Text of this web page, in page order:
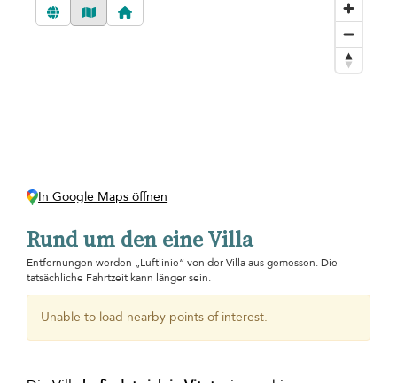
In Google Maps öffnen
Rund um den eine Villa
Entfernungen werden „Luftlinie“ von der Villa aus gemessen. Die
tatsächliche Fahrtzeit kann länger sein.
Unable to load nearby points of interest.